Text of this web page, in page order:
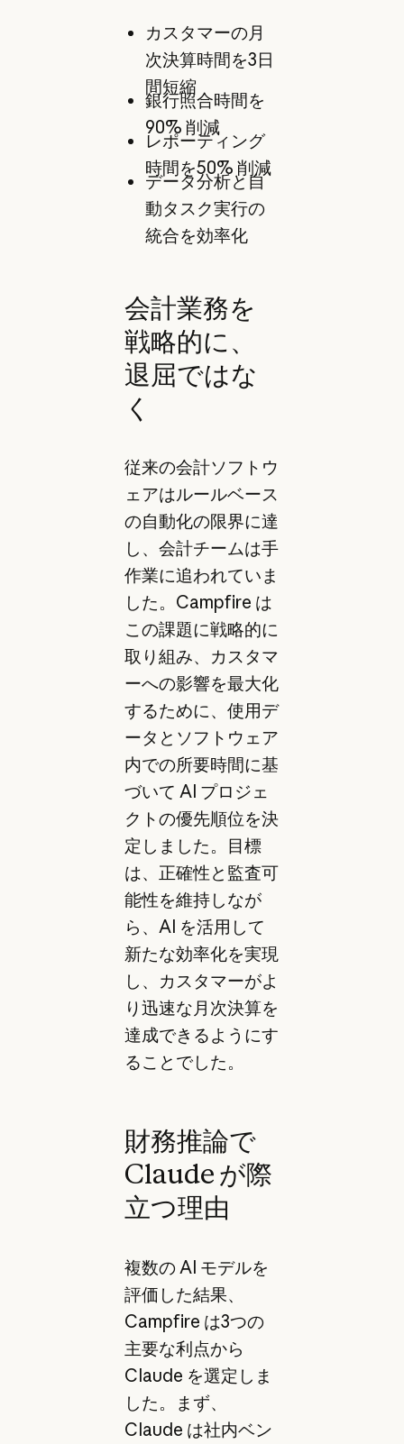
カスタマーの月
次決算時間を3日
間短縮
銀行照合時間を
90% 削減
レポーティング
時間を50% 削減
データ分析と自
動タスク実行の
統合を効率化
会計業務を
戦略的に、
退屈ではな
く
従来の会計ソフトウ
ェアはルールベース
の自動化の限界に達
し、会計チームは手
作業に追われていま
した。Campfire は
この課題に戦略的に
取り組み、カスタマ
ーへの影響を最大化
するために、使用デ
ータとソフトウェア
内での所要時間に基
づいて AI プロジェ
クトの優先順位を決
定しました。目標
は、正確性と監査可
能性を維持しなが
ら、AI を活用して
新たな効率化を実現
し、カスタマーがよ
り迅速な月次決算を
達成できるようにす
ることでした。
財務推論で
Claude が際
立つ理由
複数の AI モデルを
評価した結果、
Campfire は3つの
主要な利点から
Claude を選定しま
した。まず、
Claude は社内ベン